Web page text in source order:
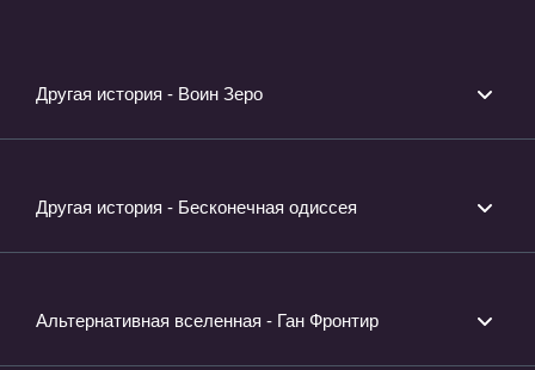
Другая история - Воин Зеро
Другая история - Бесконечная одиссея
Альтернативная вселенная - Ган Фронтир